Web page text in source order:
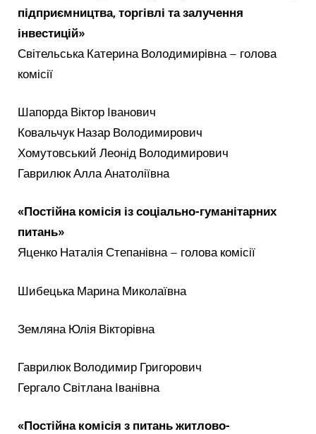
підприємництва, торгівлі та залучення
інвестицій»
Світельська Катерина Володимирівна – голова
комісії
Шапорда Віктор Іванович
Ковальчук Назар Володимирович
Хомутовський Леонід Володимирович
Гаврилюк Алла Анатоліївна
«Постійна комісія із соціально-гуманітарних
питань»
Яценко Наталія Степанівна – голова комісії
Шибецька Марина Миколаївна
Земляна Юлія Вікторівна
Гаврилюк Володимир Григорович
Гергало Світлана Іванівна
«Постійна комісія з питань житлово-